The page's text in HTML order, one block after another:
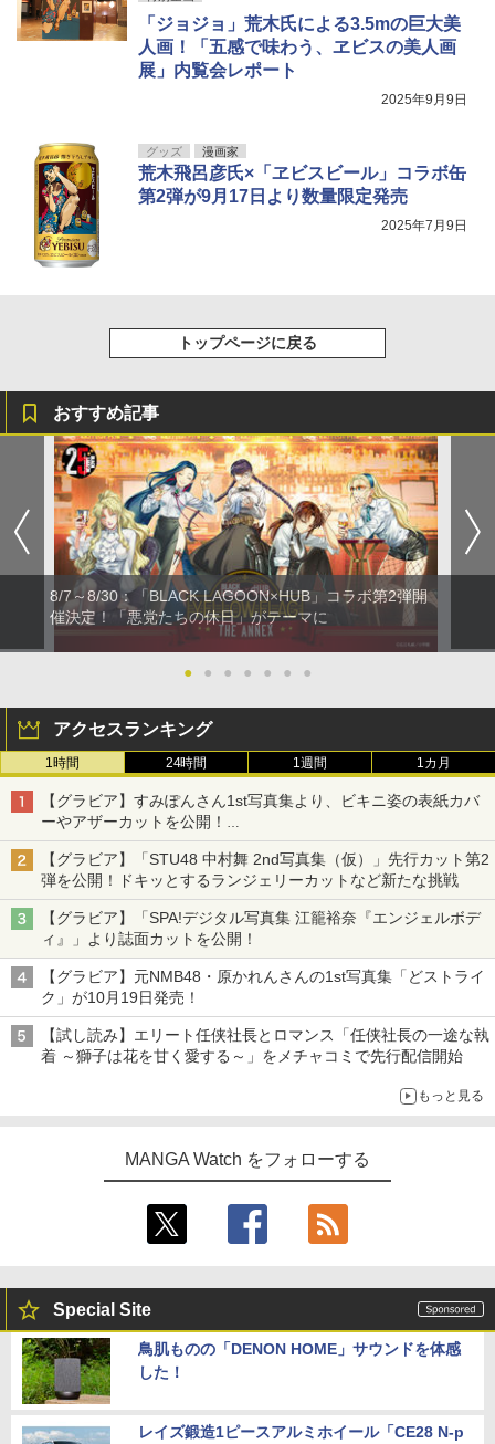
「ジョジョ」荒木氏による3.5mの巨大美
人画！「五感で味わう、ヱビスの美人画
展」内覧会レポート
2025年9月9日
グッズ 漫画家
荒木飛呂彦氏×「ヱビスビール」コラボ缶
第2弾が9月17日より数量限定発売
2025年7月9日
トップページに戻る
おすすめ記事
8/7～8/30：「BLACK LAGOON×HUB」コラボ第2弾開
催決定！「悪党たちの休日」がテーマに
● ● ● ● ● ● ●
アクセスランキング
1時間 24時間 1週間 1カ月
【グラビア】すみぽんさん1st写真集より、ビキニ姿の表紙カバ
ーやアザーカットを公開！
タイトルは「offcourt（オフコート）」に決定
【グラビア】「STU48 中村舞 2nd写真集（仮）」先行カット第2
弾を公開！ドキッとするランジェリーカットなど新たな挑戦
【グラビア】「SPA!デジタル写真集 江籠裕奈『エンジェルボデ
ィ』」より誌面カットを公開！
【グラビア】元NMB48・原かれんさんの1st写真集「どストライ
ク」が10月19日発売！
【試し読み】エリート任侠社長とロマンス「任侠社長の一途な執
着 ～獅子は花を甘く愛する～」をメチャコミで先行配信開始
もっと見る
MANGA Watch をフォローする
Special Site
鳥肌ものの「DENON HOME」サウンドを体感
した！
レイズ鍛造1ピースアルミホイール「CE28 N-p